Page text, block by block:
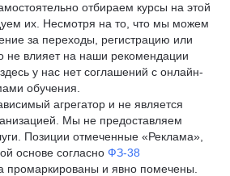
отбираем курсы на этой
их. Несмотря на то, что мы можем
за переходы, регистрацию или
не влияет на наши рекомендации
у нас нет соглашений с онлайн-
обучения.
агрегатор и не является
Мы не предоставляем
Позиции отмеченные «Реклама»,
основе согласно ФЗ-38
промаркированы и явно помечены.